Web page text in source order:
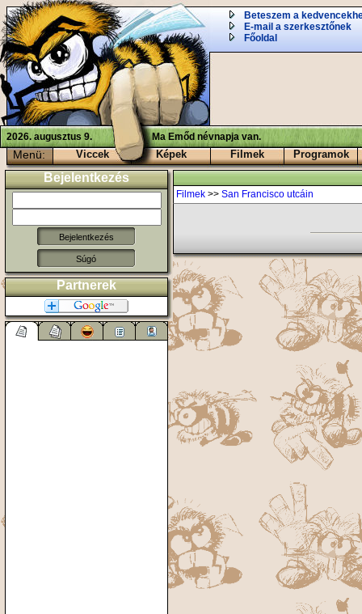
Beteszem a
E-mail a szerkesztőnek
Főoldal
2026. augusztus 9. Ma Emőd névnapja van.
Menü: Viccek Képek Filmek Programok
Bejelentkezés
Súgó
Partnerek
Filmek >> San Francisco utcáin